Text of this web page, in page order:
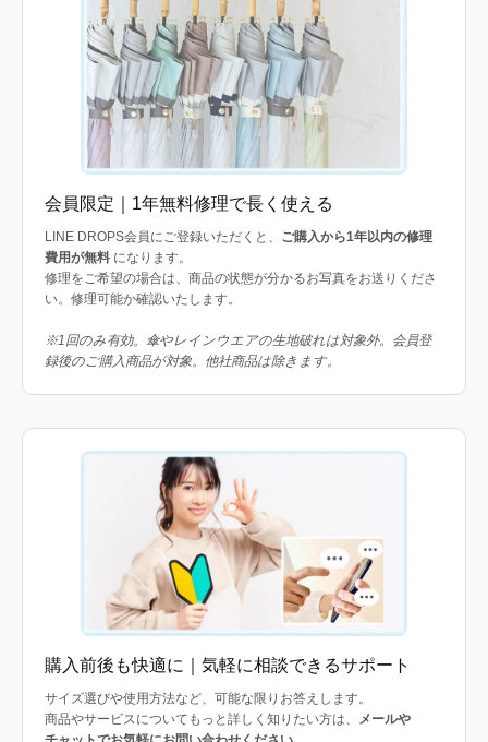
会員限定｜1年無料修理で長く使える
LINE DROPS会員にご登録いただくと、 ご購入から1年以内の修理
費用が無料 になります。
修理をご希望の場合は、商品の状態が分かるお写真をお送りくださ
い。修理可能か確認いたします。
※1回のみ有効。傘やレインウエアの生地破れは対象外。会員登
録後のご購入商品が対象。他社商品は除きます。
購入前後も快適に｜気軽に相談できるサポート
サイズ選びや使用方法など、可能な限りお答えします。
商品やサービスについてもっと詳しく知りたい方は、 メールや